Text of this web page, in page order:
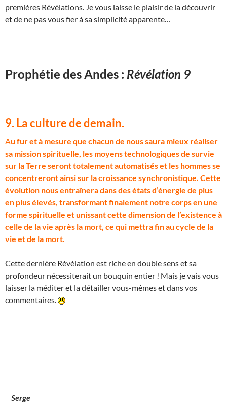
premières Révélations. Je vous laisse le plaisir de la découvrir
et de ne pas vous fier à sa simplicité apparente…
Prophétie des Andes : Révélation 9
9. La culture de demain.
Au fur et à mesure que chacun de nous saura mieux réaliser
sa mission spirituelle, les moyens technologiques de survie
sur la Terre seront totalement automatisés et les hommes se
concentreront ainsi sur la croissance synchronistique. Cette
évolution nous entraînera dans des états d’énergie de plus
en plus élevés, transformant finalement notre corps en une
forme spirituelle et unissant cette dimension de l’existence à
celle de la vie après la mort, ce qui mettra fin au cycle de la
vie et de la mort.
Cette dernière Révélation est riche en double sens et sa
profondeur nécessiterait un bouquin entier ! Mais je vais vous
laisser la méditer et la détailler vous-mêmes et dans vos
commentaires.
Serge